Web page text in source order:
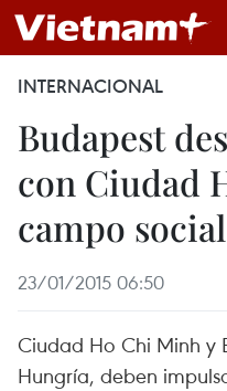
INTERNACIONAL
Budapest
con Ciudad
campo social
23/01/2015 06:50
Ciudad Ho Chi Minh y
Hungría, deben